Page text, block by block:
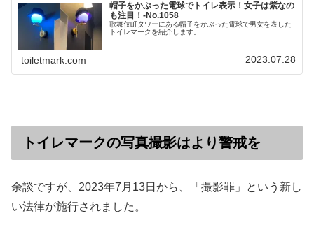
帽子をかぶった電球でトイレ表示！女子は紫なの
も注目！‐No.1058
歌舞伎町タワーにある帽子をかぶった電球で男女を表した
トイレマークを紹介します。
toiletmark.com 2023.07.28
トイレマークの写真撮影はより警戒を
余談ですが、2023年7月13日から、「撮影罪」という新し
い法律が施行されました。